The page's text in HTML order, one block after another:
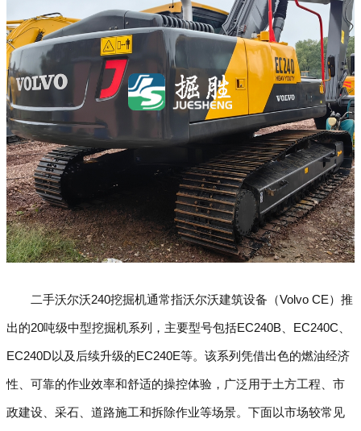
二手沃尔沃240挖掘机通常指沃尔沃建筑设备（Volvo CE）推
出的20吨级中型挖掘机系列，主要型号包括EC240B、EC240C、
EC240D以及后续升级的EC240E等。该系列凭借出色的燃油经济
性、可靠的作业效率和舒适的操控体验，广泛用于土方工程、市
政建设、采石、道路施工和拆除作业等场景。下面以市场较常见